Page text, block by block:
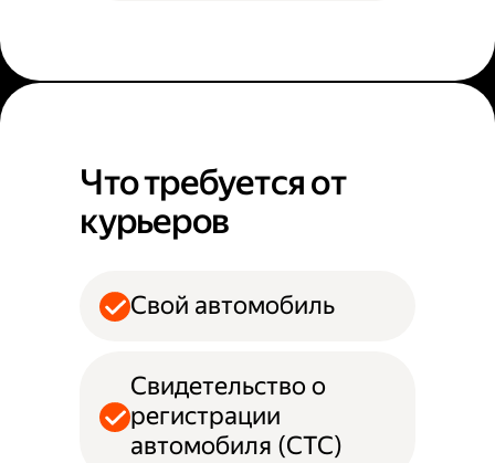
Что требуется от
курьеров
Свой автомобиль
Свидетельство о
регистрации
автомобиля (СТС)